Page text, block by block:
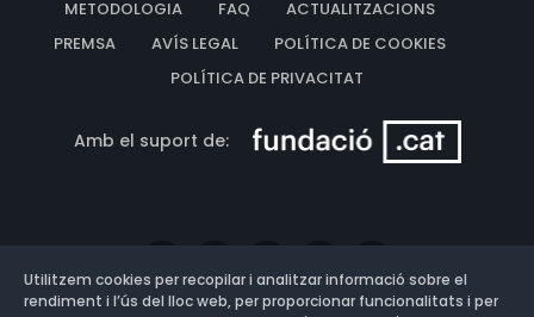
METODOLOGIA FAQ
ACTUALITZACIONS
PREMSA
AVÍS LEGAL
POLÍTICA DE COOKIES
POLÍTICA DE PRIVACITAT
Amb el suport de:
Utilitzem cookies per recopilar i analitzar informació sobre el
rendiment i l’ús del lloc web, per proporcionar funcionalitats i per